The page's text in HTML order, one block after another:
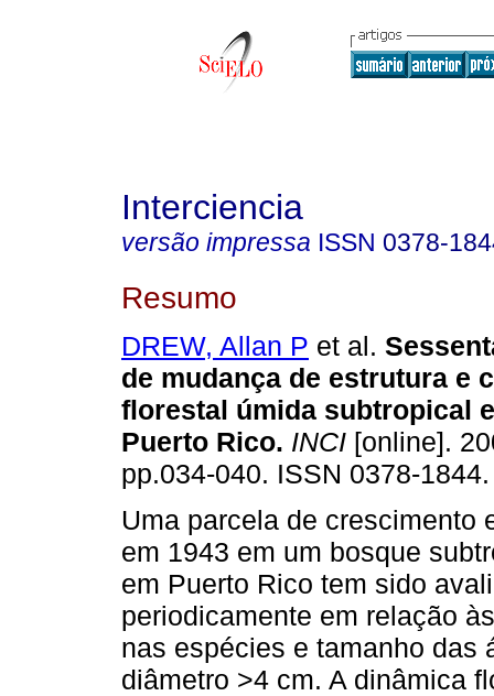
Interciencia
versão impressa ISSN 0378-
Resumo
DREW, Allan P et al.
de mudança de estrutura e
florestal úmida subtropical
Puerto Rico. INCI [online].
pp.034-040. ISSN 0378-1844.
Uma parcela de crescimento
em 1943 em um bosque
em Puerto Rico tem sido
periodicamente em relação
nas espécies e tamanho das
diâmetro >4 cm. A dinâmica